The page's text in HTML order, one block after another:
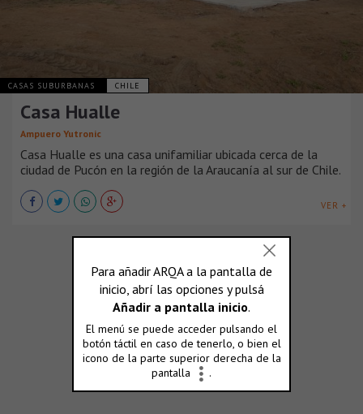
CASAS SUBURBANAS CHILE
Casa Hualle
Ampuero Yutronic
Casa Hualle es una casa unifamiliar ubicada cerca de la
ciudad de Pucón en la región de la Araucanía al sur de Chile.
VER +